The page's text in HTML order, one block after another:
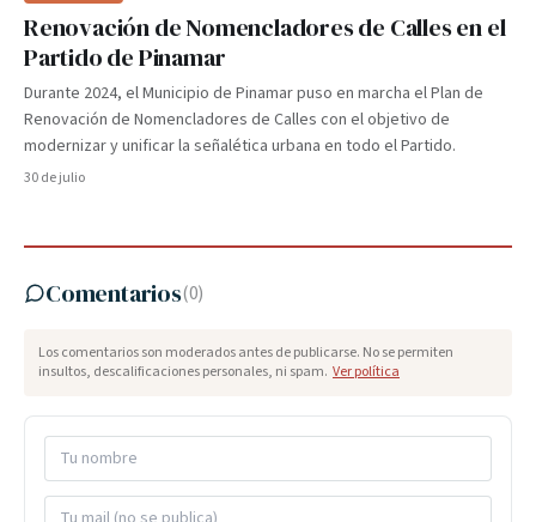
Renovación de Nomencladores de Calles en el
Partido de Pinamar
Durante 2024, el Municipio de Pinamar puso en marcha el Plan de
Renovación de Nomencladores de Calles con el objetivo de
modernizar y unificar la señalética urbana en todo el Partido.
30 de julio
Comentarios(0)
Los comentarios son moderados antes de publicarse. No se permiten
insultos, descalificaciones personales, ni spam. Ver política